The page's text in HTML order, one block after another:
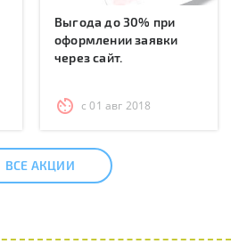
Выгода до 30% при
оформлении заявки
через сайт.
с 01 авг 2018
ВСЕ АКЦИИ